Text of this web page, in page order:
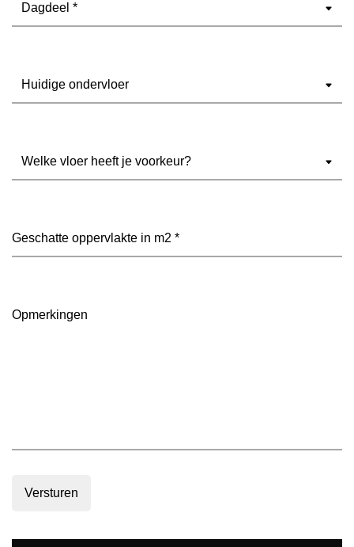
Ondervloer (Vereist)
Welke
Geschatte
Opmerkingen
Versturen